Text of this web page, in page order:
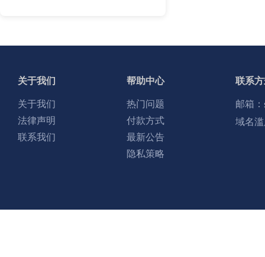
关于我们
关于我们
法律声明
联系我们
帮助中心
热门问题
付款方式
最新公告
隐私策略
联系
邮箱：
域名